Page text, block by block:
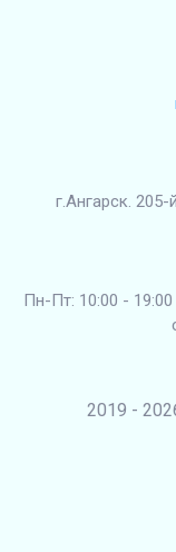
г.Ангарск.
Пн-Пт: 10:00 -
2019 -